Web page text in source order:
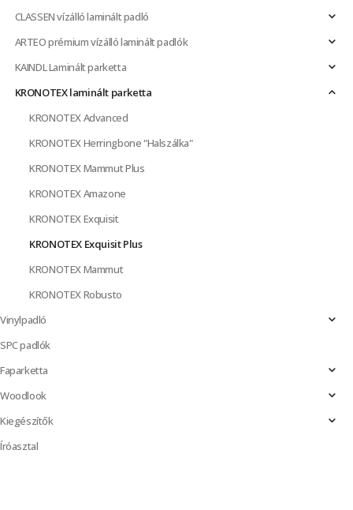
CLASSEN vízálló laminált padló
ARTEO prémium vízálló laminált padlók
KAINDL Laminált parketta
KRONOTEX laminált parketta
KRONOTEX Advanced
KRONOTEX Herringbone "Halszálka"
KRONOTEX Mammut Plus
KRONOTEX Amazone
KRONOTEX Exquisit
KRONOTEX Exquisit Plus
KRONOTEX Mammut
KRONOTEX Robusto
Vinylpadló
SPC padlók
Faparketta
Woodlook
Kiegészítők
Íróasztal